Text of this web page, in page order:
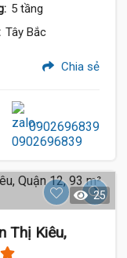
5 tầng
Tây Bắc
Chia sẻ
0902696839
25
Thị Kiêu,